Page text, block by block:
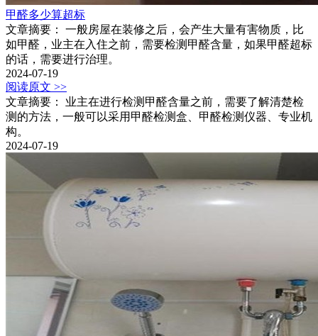
甲醛多少算超标
文章摘要： 一般房屋在装修之后，会产生大量有害物质，比
如甲醛，业主在入住之前，需要检测甲醛含量，如果甲醛超标
的话，需要进行治理。
2024-07-19
阅读原文 >>
文章摘要： 业主在进行检测甲醛含量之前，需要了解清楚检
测的方法，一般可以采用甲醛检测盒、甲醛检测仪器、专业机
构。
2024-07-19